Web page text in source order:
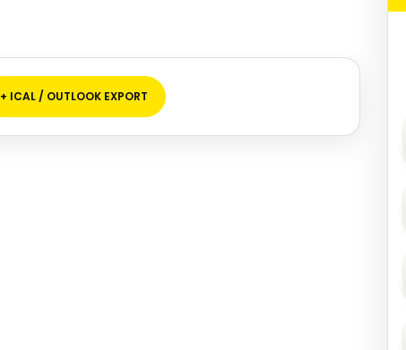
+ ICAL / OUTLOOK EXPORT